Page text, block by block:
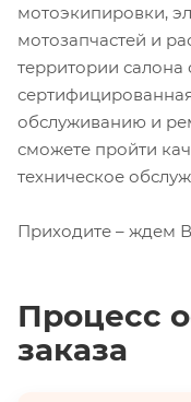
мотоэкипировки,
мотозапчастей и
территории салона
обслуживанию и
сможете пройти
техническое
Приходите – ждем
Процесс
заказа